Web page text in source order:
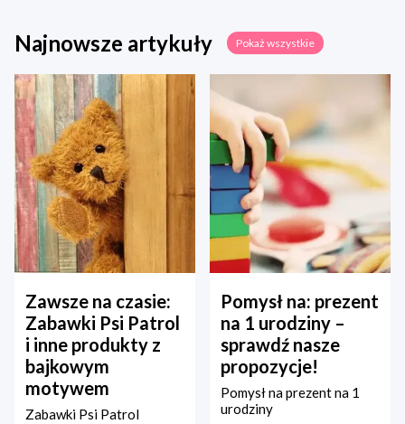
Najnowsze artykuły Pokaż wszystkie
Zawsze na czasie:
Zabawki Psi Patrol
i inne produkty z
bajkowym
motywem
Zabawki Psi Patrol
Pomysł na: prezent
na 1 urodziny –
sprawdź nasze
propozycje!
Pomysł na prezent na 1
urodziny